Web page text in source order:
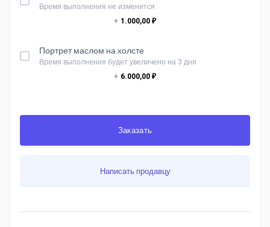
Время выполнения не изменится
+ 1.000,00 ₽
Портрет маслом на холсте
Время выполнения будет увеличено на 3 дня
+ 6.000,00 ₽
Заказать
Написать продавцу